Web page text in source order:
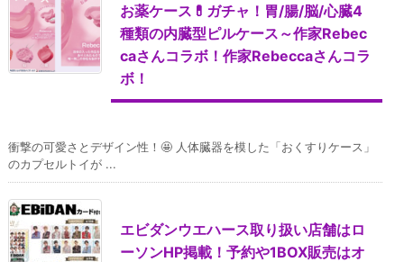
お薬ケース💊ガチャ！胃/腸/脳/心臓4
種類の内臓型ピルケース～作家Rebec
caさんコラボ！作家Rebeccaさんコラ
ボ！
衝撃の可愛さとデザイン性！🤩 人体臓器を模した「おくすりケース」
のカプセルトイが ...
エビダンウエハース取り扱い店舗はロ
ーソンHP掲載！予約や1BOX販売はオ